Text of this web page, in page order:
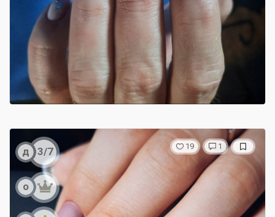
д 3/7
о
19 1